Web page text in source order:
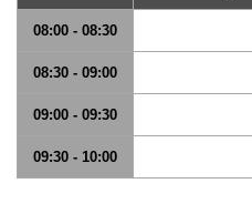
08:00 - 08:30
08:30 - 09:00
09:00 - 09:30
09:30 - 10:00